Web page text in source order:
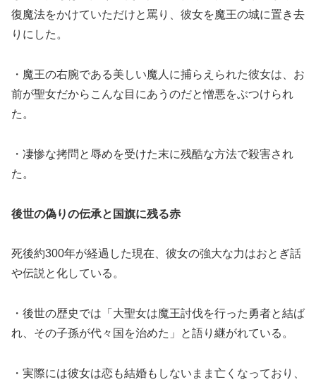
復魔法をかけていただけと罵り、彼女を魔王の城に置き去
りにした。
・魔王の右腕である美しい魔人に捕らえられた彼女は、お
前が聖女だからこんな目にあうのだと憎悪をぶつけられ
た。
・凄惨な拷問と辱めを受けた末に残酷な方法で殺害され
た。
後世の偽りの伝承と国旗に残る赤
死後約300年が経過した現在、彼女の強大な力はおとぎ話
や伝説と化している。
・後世の歴史では「大聖女は魔王討伐を行った勇者と結ば
れ、その子孫が代々国を治めた」と語り継がれている。
・実際には彼女は恋も結婚もしないまま亡くなっており、